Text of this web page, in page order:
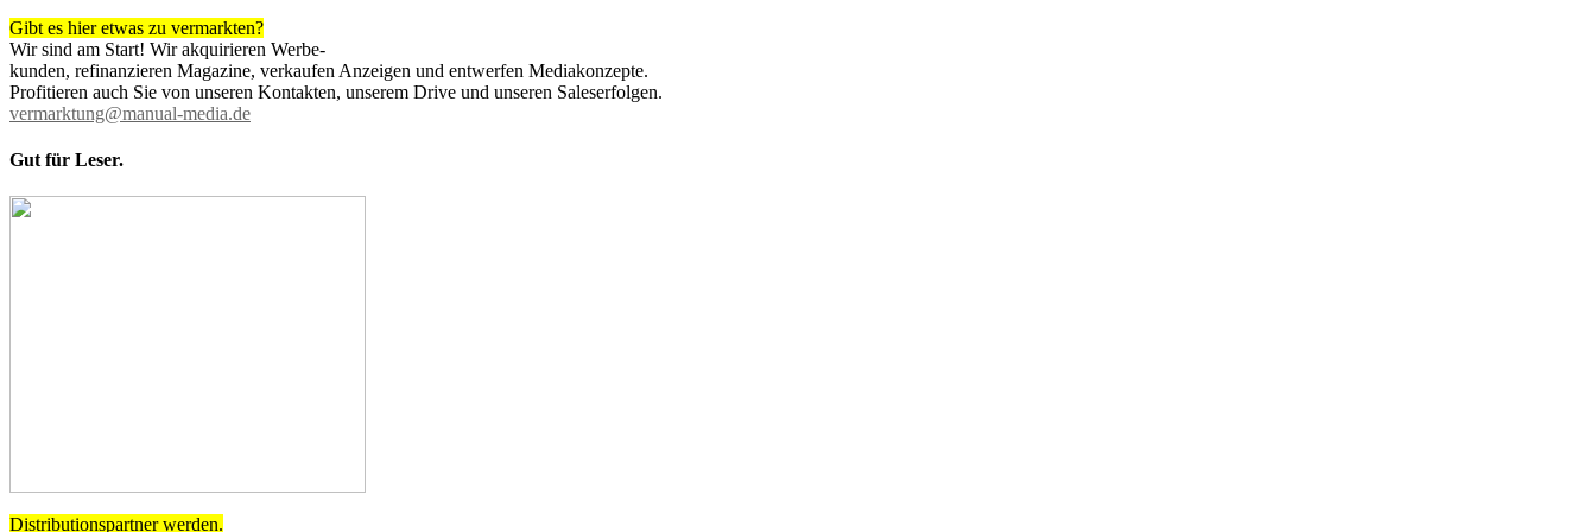
Gibt es hier etwas zu vermarkten?
Wir sind am Start! Wir akquirieren Werbe-
kunden, refinanzieren Magazine, verkaufen Anzeigen und entwerfen Mediakonzepte.
Profitieren auch Sie von unseren Kontakten, unserem Drive und unseren Saleserfolgen.
vermarktung@manual-media.de
Gut für Leser.
Distributionspartner werden.